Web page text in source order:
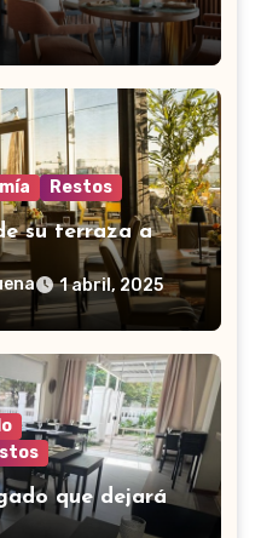
Restos
su terraza a
1 abril, 2025
que dejará